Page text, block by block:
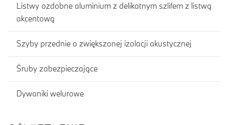
Listwy ozdobne aluminium z delikatnym szlifem z listwą
akcentową
Szyby przednie o zwiększonej izolacji akustycznej
Śruby zabezpieczające
Dywaniki welurowe